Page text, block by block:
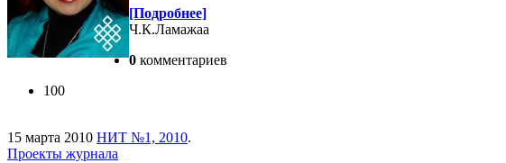
[Подробнее]
Ч.К.Ламажаа
0 комментариев
100
15 марта 2010 НИТ №1, 2010.
Проекты журнала